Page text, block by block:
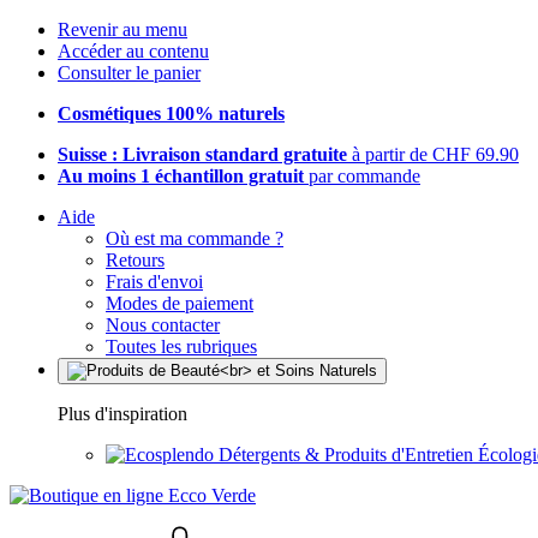
Revenir au menu
Accéder au contenu
Consulter le panier
Cosmétiques 100% naturels
Suisse : Livraison standard gratuite à partir de CHF 69.90
Au moins 1 échantillon gratuit par commande
Aide
Où est ma commande ?
Retours
Frais d'envoi
Modes de paiement
Nous contacter
Toutes les rubriques
Plus d'inspiration
Détergents & Produits d'Entretien